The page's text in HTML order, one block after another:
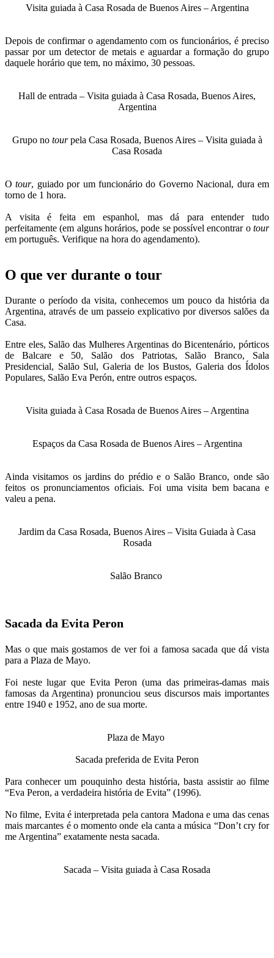
Visita guiada à Casa Rosada de Buenos Aires – Argentina
Depois de confirmar o agendamento com os funcionários, é preciso
passar por um detector de metais e aguardar a formação do grupo
daquele horário que tem, no máximo, 30 pessoas.
Hall de entrada – Visita guiada à Casa Rosada, Buenos Aires,
Argentina
Grupo no tourpela Casa Rosada, Buenos Aires – Visita guiada à
Casa Rosada
Otour, guiado por um funcionário do Governo Nacional, dura em
torno de 1 hora.
A visita é feita em espanhol, mas dá para entender tudo
perfeitamente (em alguns horários, pode se possível encontrar o tour
em português. Verifique na hora do agendamento).
O que ver durante o tour
Durante o período da visita, conhecemos um pouco da história da
Argentina, através de um passeio explicativo por diversos salões da
Casa.
Entre eles, Salão das Mulheres Argentinas do Bicentenário, pórticos
de Balcare e 50, Salão dos Patriotas, Salão Branco, Sala
Presidencial, Salão Sul, Galeria de los Bustos, Galeria dos Ídolos
Populares, Salão Eva Perón, entre outros espaços.
Visita guiada à Casa Rosada de Buenos Aires – Argentina
Espaços da Casa Rosada de Buenos Aires – Argentina
Ainda visitamos os jardins do prédio e o Salão Branco, onde são
feitos os pronunciamentos oficiais. Foi uma visita bem bacana e
valeu a pena.
Jardim da Casa Rosada, Buenos Aires – Visita Guiada à Casa
Rosada
Salão Branco
Sacada da Evita Peron
Mas o que mais gostamos de ver foi a famosa sacada que dá vista
para a Plaza de Mayo.
Foi neste lugar que Evita Peron (uma das primeiras-damas mais
famosas da Argentina) pronunciou seus discursos mais importantes
entre 1940 e 1952, ano de sua morte.
Plaza de Mayo
Sacada preferida de Evita Peron
Para conhecer um pouquinho desta história, basta assistir ao filme
“Eva Peron, a verdadeira história de Evita” (1996).
No filme, Evita é interpretada pela cantora Madona e uma das cenas
mais marcantes é o momento onde ela canta a música “Don’t cry for
me Argentina” exatamente nesta sacada.
Sacada – Visita guiada à Casa Rosada